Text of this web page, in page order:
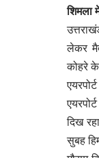
शिमला
लेकर
कोहरे के
दिख
सुबह